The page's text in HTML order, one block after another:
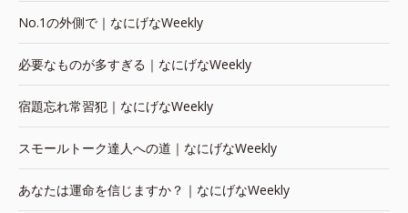
No.1の外側で｜なにげなWeekly
必要なものが多すぎる｜なにげなWeekly
宿題忘れ常習犯｜なにげなWeekly
スモールトーク達人への道｜なにげなWeekly
あなたは運命を信じますか？｜なにげなWeekly